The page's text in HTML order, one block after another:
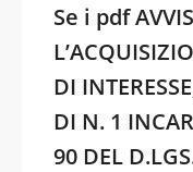
Se i pdf
DI
DI N. 1
90 DEL